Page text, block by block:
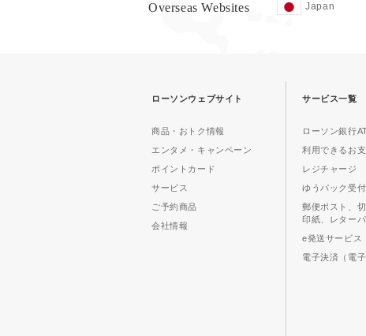
Overseas Websites Japan
ローソンウェブサイト
商品・おトク情報
エンタメ・キャンペーン
ポイントカード
サービス
ご予約商品
会社情報
サービス一覧
ローソン銀行
利用できるお
レジチャージ
ゆうパック受付
郵便ポスト、
印紙、レター
e発送サービス
電子決済（電子